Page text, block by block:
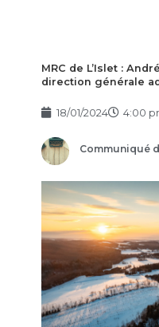
MRC de L’Islet :
direction générale
18/01/2024 4:00
Communiqué